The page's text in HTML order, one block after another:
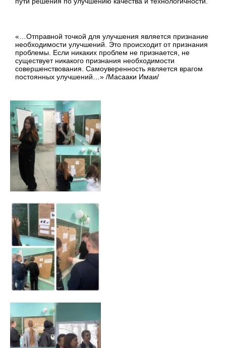
«…Отправной точкой для улучшения является признание
необходимости улучшений. Это происходит от признания
проблемы. Если никаких проблем не признается, не
существует никакого признания необходимости
совершенствования. Самоуверенность является врагом
постоянных улучшений…» /Масааки Имаи/